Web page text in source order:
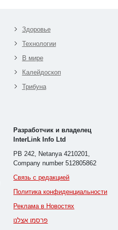
Здоровье
Технологии
В мире
Калейдоскоп
Трибуна
Разработчик и владелец
InterLink Info Ltd
PB 242, Netanya 4210201,
Company number 512805862
Связь с редакцией
Политика конфиденциальности
Реклама в Новостях
פרסמו אצלנו